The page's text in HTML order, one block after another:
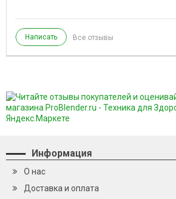
Написать Все отзывы
Информация
О нас
Доставка и оплата